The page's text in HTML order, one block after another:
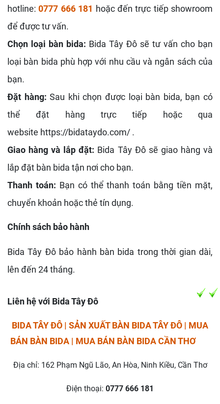
hotline: 0777 666 181 hoặc đến trực tiếp showroom
để được tư vấn.
Chọn loại bàn bida: Bida Tây Đô sẽ tư vấn cho bạn
loại bàn bida phù hợp với nhu cầu và ngân sách của
bạn.
Đặt hàng: Sau khi chọn được loại bàn bida, bạn có
thể đặt hàng trực tiếp hoặc qua
website https://bidataydo.com/ .
Giao hàng và lắp đặt: Bida Tây Đô sẽ giao hàng và
lắp đặt bàn bida tận nơi cho bạn.
Thanh toán: Bạn có thể thanh toán bằng tiền mặt,
chuyển khoản hoặc thẻ tín dụng.
Chính sách bảo hành
Bida Tây Đô bảo hành bàn bida trong thời gian dài,
lên đến 24 tháng.
Liên hệ với Bida Tây Đô
BIDA TÂY ĐÔ | SẢN XUẤT BÀN BIDA TÂY ĐÔ | MUA
BÁN BÀN BIDA | MUA BÁN BÀN BIDA CẦN THƠ
Địa chỉ: 162 Phạm Ngũ Lão, An Hòa, Ninh Kiều, Cần Thơ
Điện thoại: 0777 666 181